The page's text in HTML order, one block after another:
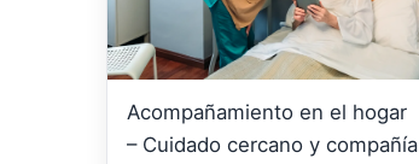
Acompañamiento en el hogar
– Cuidado cercano y compañía